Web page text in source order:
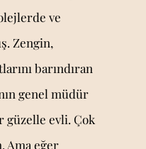
ve
Zengin,
barındıran
genel müdür
güzelle evli. Çok
Ama eğer